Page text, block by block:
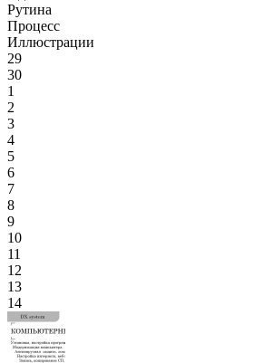
Рутина
Процесс
Иллюстрации
29
30
1
2
3
4
5
6
7
8
9
10
11
12
13
14